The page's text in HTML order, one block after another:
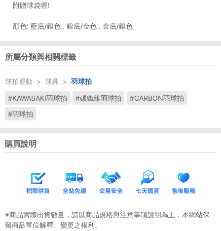
附贈球袋喔!
所屬分類與相關標籤
球拍運動 > 球具 > 羽球拍
#KAWASAKI羽球拍
#碳纖維羽球拍
#CARBON羽球拍
#羽球拍
購買說明
※商品實際出貨數量，請以商品規格與注意事項說明為主，本網站保
留商品單位解釋、變更之權利。